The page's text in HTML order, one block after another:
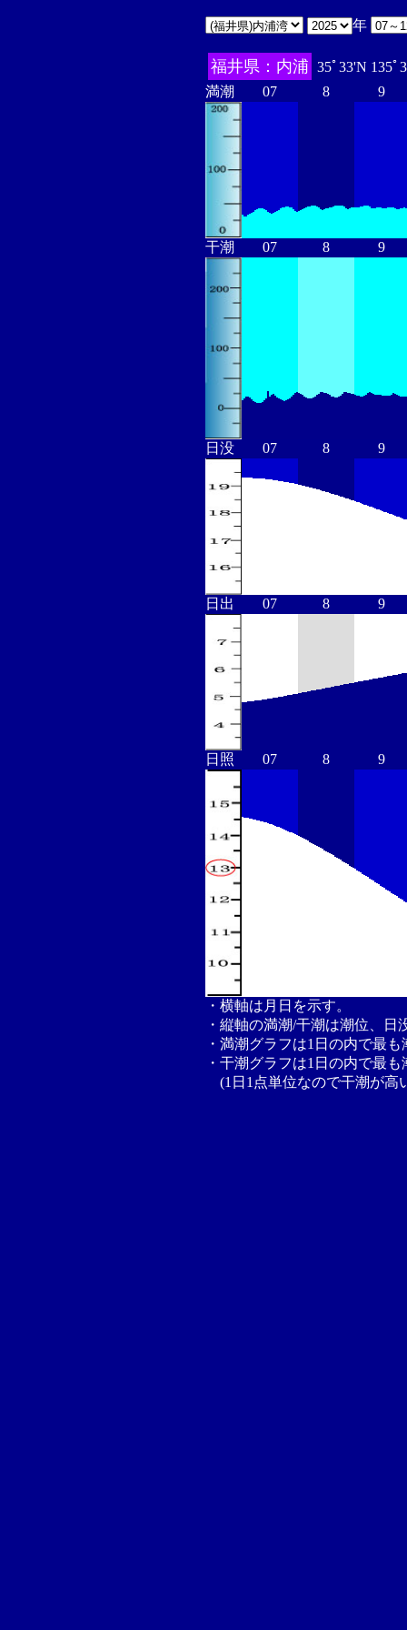
年
福井県：内浦 35ﾟ33'N 135ﾟ
満潮
07 8 9
干潮 07 8 9
日没 07 8 9
日出 07 8 9
日照 07 8 9
・横軸は月日を示す。
・縦軸の満潮/干潮は潮位、
・満潮グラフは1日の内で最
・干潮グラフは1日の内で最
(1日1点単位なので干潮が高